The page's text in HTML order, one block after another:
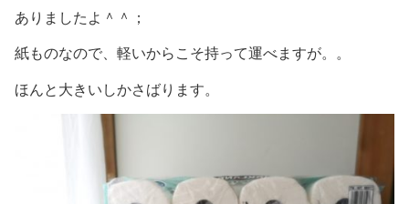
ありましたよ＾＾；
紙ものなので、軽いからこそ持って運べますが。。
ほんと大きいしかさばります。